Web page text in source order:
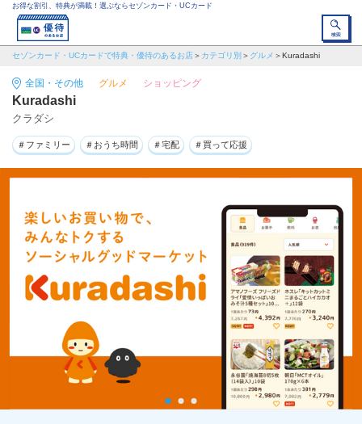
お得な割引、特典が満載！選ぶならセゾンカード・UCカード
セゾンカード・UCカードで特典・優待のあるお店 カテゴリ別 グルメ Kuradashi
全国・その他 グルメ ショッピング
Kuradashi
クラダシ
＃ファミリー ＃おうち時間 ＃宅配 ＃買って応援